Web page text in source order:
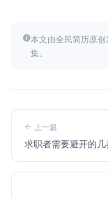
本文由全民简历原
集。
上一篇
求职者需要避开的几